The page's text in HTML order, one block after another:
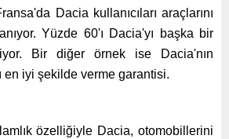
Dacia kullanıcıları araçlarını
Yüzde 60'ı Dacia'yı başka bir
Bir diğer örnek ise Dacia'nın
en iyi şekilde verme garantisi.
özelliğiyle Dacia, otomobillerini